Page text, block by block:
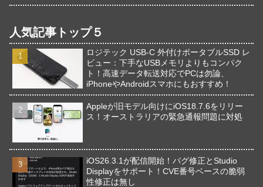
人気記事トップ５
ロジテック USB-C 外付けポータブルSSD レ
ビュー：下手なUSBメモリよりもコンパク
ト！高速データ転送対応でPCは勿論、
iPhoneやAndroidスマホにもおすすめ！
Appleが旧モデル向けにiOS18.7.6をリリー
ス！オーストラリアの緊急通報問題に対処
iOS26.3.1が配信開始！バグ修正とStudio
Displayをサポート！CVE番号ベースの脆弱
性修正は無し